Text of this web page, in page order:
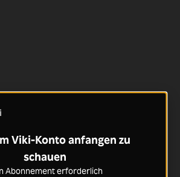
Viki-Konto anfangen zu
schauen
Abonnement erforderlich